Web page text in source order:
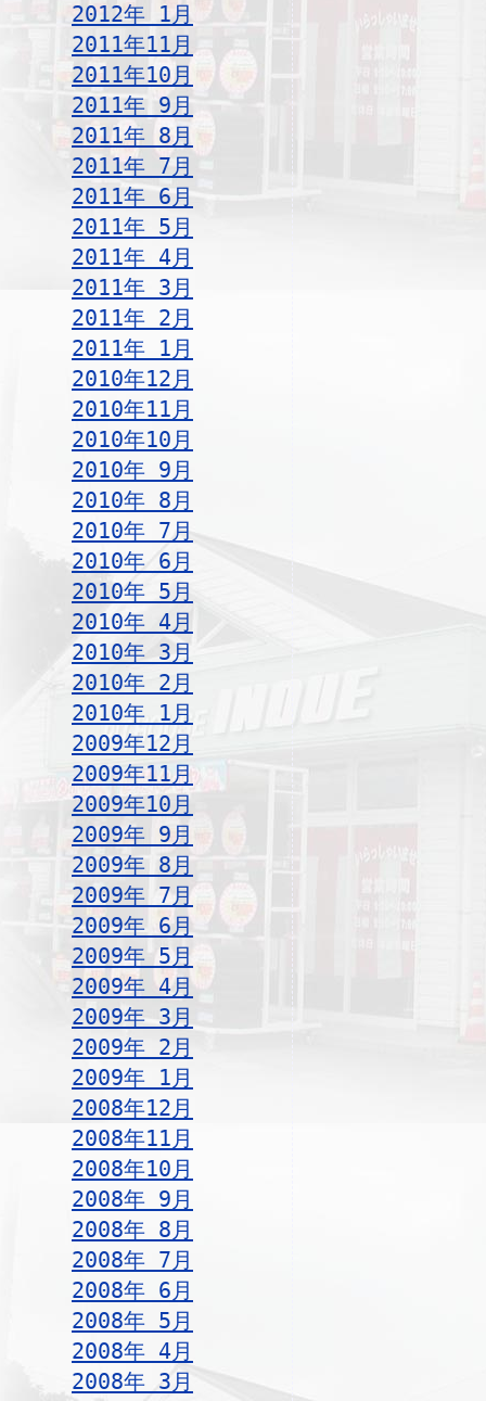
2012年 1月
2011年11月
2011年10月
2011年 9月
2011年 8月
2011年 7月
2011年 6月
2011年 5月
2011年 4月
2011年 3月
2011年 2月
2011年 1月
2010年12月
2010年11月
2010年10月
2010年 9月
2010年 8月
2010年 7月
2010年 6月
2010年 5月
2010年 4月
2010年 3月
2010年 2月
2010年 1月
2009年12月
2009年11月
2009年10月
2009年 9月
2009年 8月
2009年 7月
2009年 6月
2009年 5月
2009年 4月
2009年 3月
2009年 2月
2009年 1月
2008年12月
2008年11月
2008年10月
2008年 9月
2008年 8月
2008年 7月
2008年 6月
2008年 5月
2008年 4月
2008年 3月